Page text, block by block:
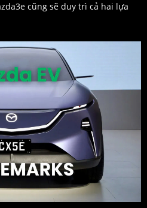
cũng sẽ duy trì cả hai lựa